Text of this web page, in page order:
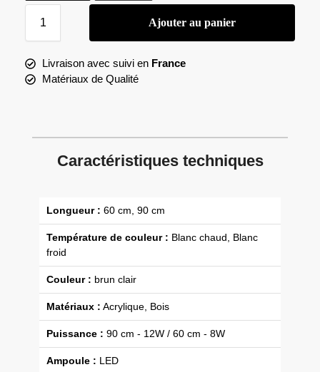
Ajouter au panier
Livraison avec suivi en France
Matériaux de Qualité
Caractéristiques techniques
Longueur : 60 cm, 90 cm
Température de couleur : Blanc chaud, Blanc
froid
Couleur : brun clair
Matériaux : Acrylique, Bois
Puissance : 90 cm - 12W / 60 cm - 8W
Ampoule : LED